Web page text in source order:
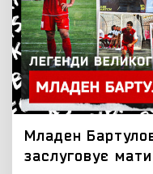
Младен
заслуговує